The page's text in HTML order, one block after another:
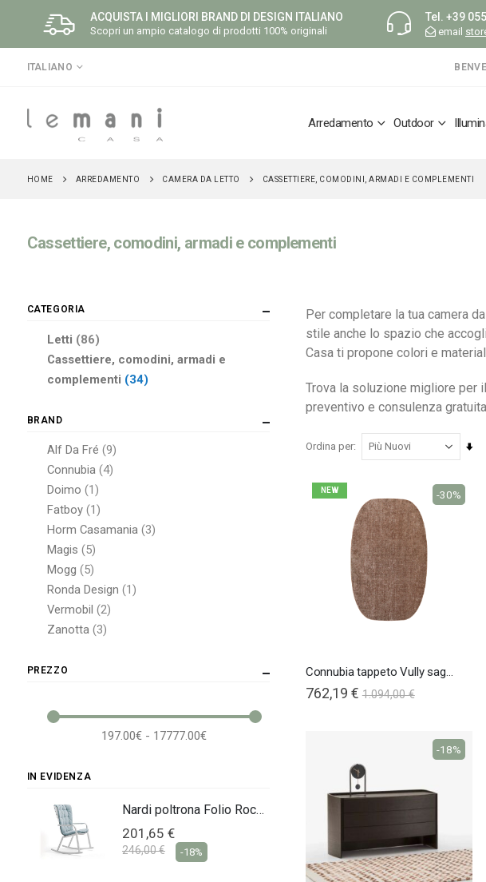
ACQUISTA I MIGLIORI BRAND DI DESIGN ITALIANO
Scopri un ampio catalogo di prodotti 100% originali
Tel. +39
email
LINGUA
ITALIANO
Arredamento Outdoor
HOME ARREDAMENTO CAMERA DA LETTO CASSETTIERE, COMODINI, ARMADI E COMPLEMENTI
Cassettiere, comodini, armadi e complementi
Per completare la tua camera
stile anche lo spazio che
Casa ti propone colori e
Trova la soluzione migliore per
preventivo e consulenza
Ordina per
NEW
Connubia tappeto Vully sagomato
762,19 € 1.094,00 €
-30%
-18%
CATEGORIA
Letti 86
elementi
Cassettiere, comodini, armadi e
complementi 34
elementi
BRAND
Alf Da Fré 9
elementi
Connubia 4
elementi
Doimo 1
elemento
Fatboy 1
elemento
Horm Casamania 3
elementi
Magis 5
elementi
Mogg 5
elementi
Ronda Design 1
elemento
Vermobil 2
elementi
Zanotta 3
elementi
PREZZO
197.00€ - 17777.00€
IN EVIDENZA
Nardi poltrona Folio Rocking
201,65 €
246,00 € -18% 246,00 € -18%